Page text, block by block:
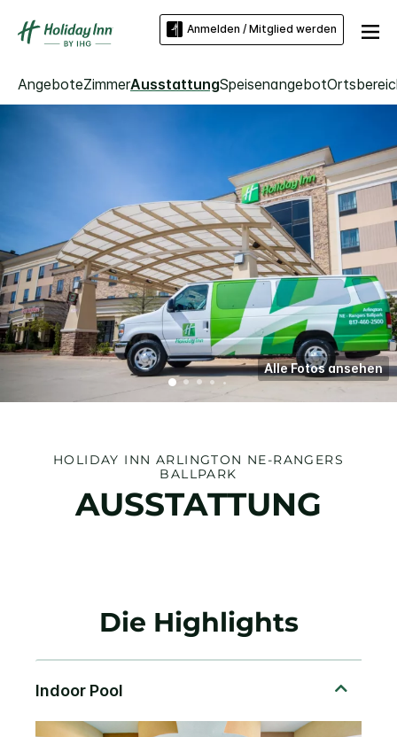
Anmelden / Mitglied werden
AngeboteZimmerAusstattungSpeisenangebot
Alle Fotos ansehen
HOLIDAY INN ARLINGTON NE-RANGERS
BALLPARK
AUSSTATTUNG
Die Highlights